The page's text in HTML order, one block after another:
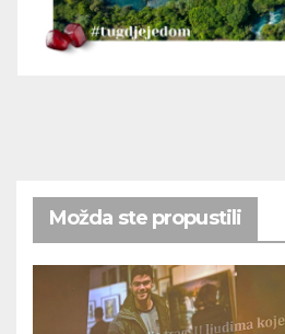
Možda ste propustili